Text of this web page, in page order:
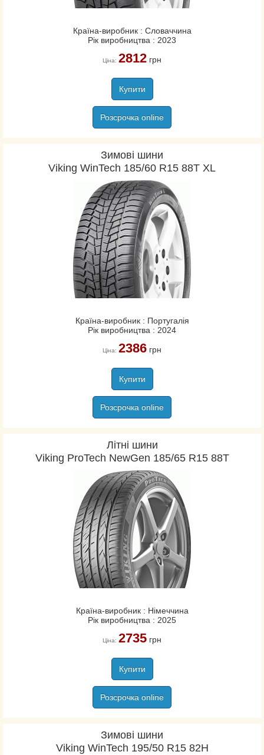
Країна-виробник : Словаччина
Рік виробництва : 2023
Ціна: 2812грн
Купити
Розсрочка online
Зимові шини
Viking WinTech 185/60 R15 88T XL
Країна-виробник : Португалія
Рік виробництва : 2024
Ціна: 2386грн
Купити
Розсрочка online
Літні шини
Viking ProTech NewGen 185/65 R15 88T
Країна-виробник : Німеччина
Рік виробництва : 2025
Ціна: 2735грн
Купити
Розсрочка online
Зимові шини
Viking WinTech 195/50 R15 82H